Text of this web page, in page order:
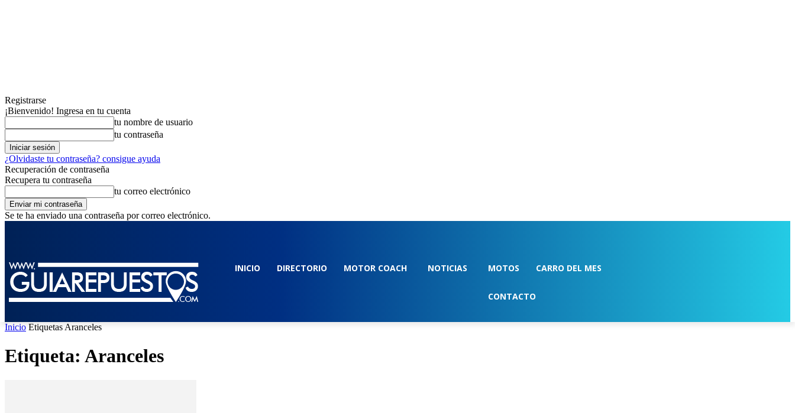
Registrarse
¡Bienvenido! Ingresa en tu cuenta
tu nombre de usuario
tu contraseña
¿Olvidaste tu contraseña? consigue ayuda
Recuperación de contraseña
Recupera tu contraseña
tu correo electrónico
Se te ha enviado una contraseña por correo electrónico.
INICIO DIRECTORIO MOTOR COACH NOTICIAS MOTOS CARRO DEL MES
CONTACTO
Inicio Etiquetas Aranceles
Etiqueta: Aranceles